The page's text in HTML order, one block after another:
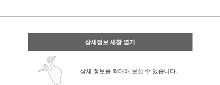
상세정보 새창 열기
상세 정보를 확대해 보실 수 있습니다.